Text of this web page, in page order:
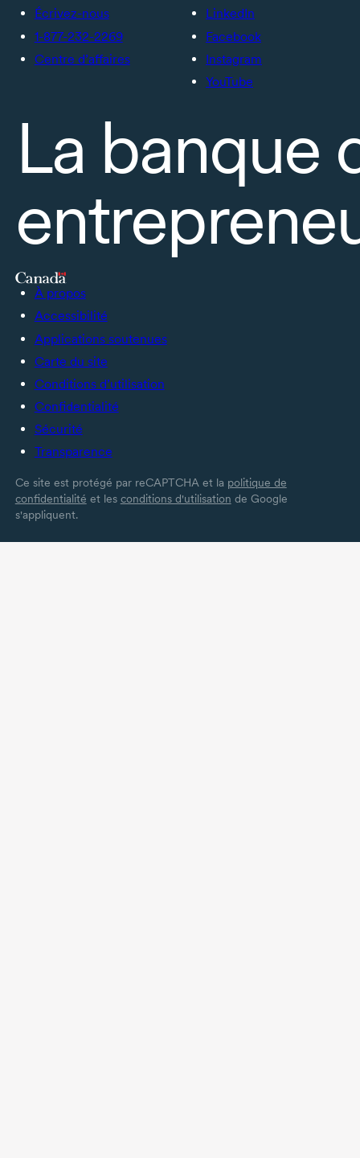
Écrivez-nous
1-877-232-2269
Centre d’affaires
LinkedIn
Facebook
Instagram
YouTube
La banque
À propos
Accessibilité
Applications soutenues
Carte du site
Conditions d’utilisation
Confidentialité
Sécurité
Transparence
Ce site est protégé par reCAPTCHA et la politique de
confidentialité et les conditions d'utilisation de Google
s'appliquent.